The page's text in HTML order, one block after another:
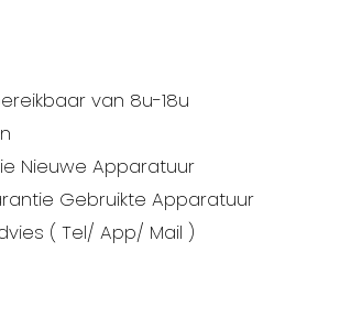
van 8u-18u
Nieuwe Apparatuur
Gebruikte Apparatuur
( Tel/ App/ Mail )